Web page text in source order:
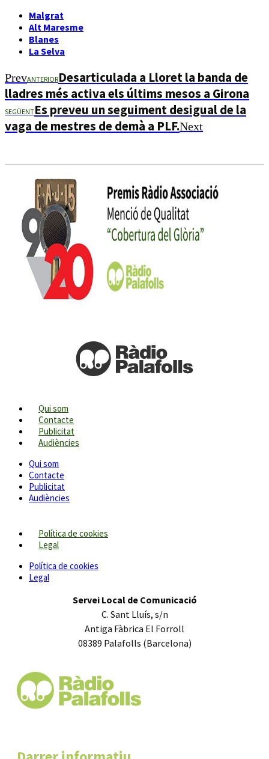
Malgrat
Alt Maresme
Blanes
La Selva
PrevANTERIORDesarticulada a Lloret la banda de
lladres més activa els últims mesos a Girona
SEGÜENTEs preveu un seguiment desigual de la
vaga de mestres de demà a PLF.Next
Qui som
Contacte
Publicitat
Audiències
Qui som
Contacte
Publicitat
Audiències
Política de cookies
Legal
Política de cookies
Legal
Servei Local de Comunicació
C. Sant Lluís, s/n
Antiga Fàbrica El Forroll
08389 Palafolls (Barcelona)